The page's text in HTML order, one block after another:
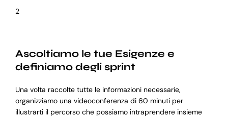
2
Ascoltiamo le tue Esigenze e
definiamo degli sprint
Una volta raccolte tutte le informazioni necessarie,
organizziamo una videoconferenza di 60 minuti per
illustrarti il percorso che possiamo intraprendere insieme